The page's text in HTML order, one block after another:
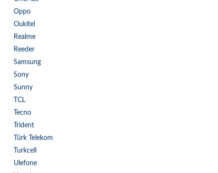
Oppo
Oukitel
Realme
Reeder
Samsung
Sony
Sunny
TCL
Tecno
Trident
Türk Telekom
Turkcell
Ulefone